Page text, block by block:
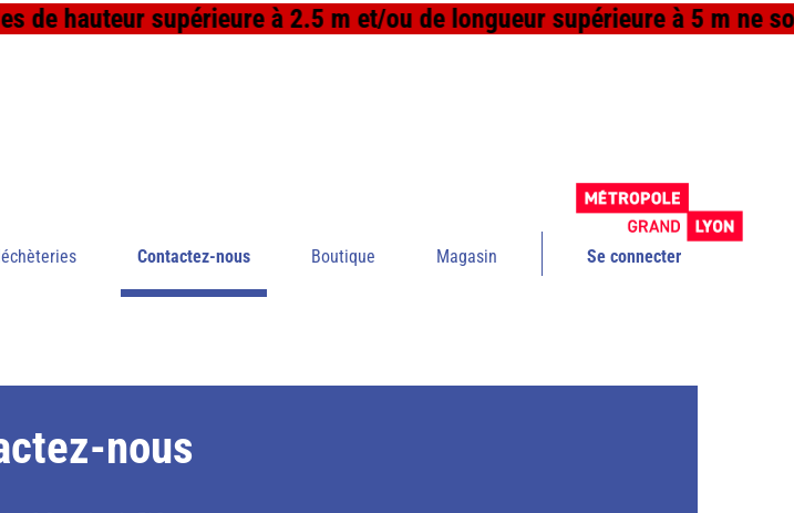
de hauteur supérieure à 2.5 m et/ou de longueur supérieure à 5 m ne
Contactez-nous Boutique Magasin Se connecter
nous